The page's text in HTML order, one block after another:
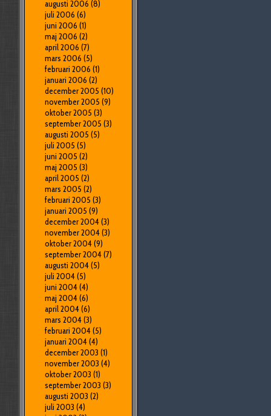
augusti 2006 (8)
juli 2006 (6)
juni 2006 (1)
maj 2006 (2)
april 2006 (7)
mars 2006 (5)
februari 2006 (1)
januari 2006 (2)
december 2005 (10)
november 2005 (9)
oktober 2005 (3)
september 2005 (3)
augusti 2005 (5)
juli 2005 (5)
juni 2005 (2)
maj 2005 (3)
april 2005 (2)
mars 2005 (2)
februari 2005 (3)
januari 2005 (9)
december 2004(3)
november 2004(3)
oktober 2004(9)
september 2004(7)
augusti 2004(5)
juli 2004(5)
juni 2004(4)
maj 2004(6)
april 2004(6)
mars 2004(3)
februari 2004(5)
januari 2004(4)
december 2003 (1)
november 2003 (4)
oktober 2003 (1)
september 2003 (3)
augusti 2003 (2)
juli 2003 (4)